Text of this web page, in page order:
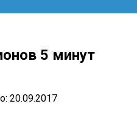
5 минут
20.09.2017